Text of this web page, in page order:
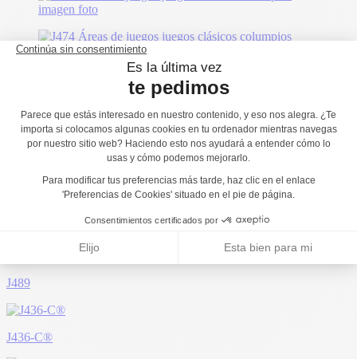
También le podría gustar...
J489
J436-C®